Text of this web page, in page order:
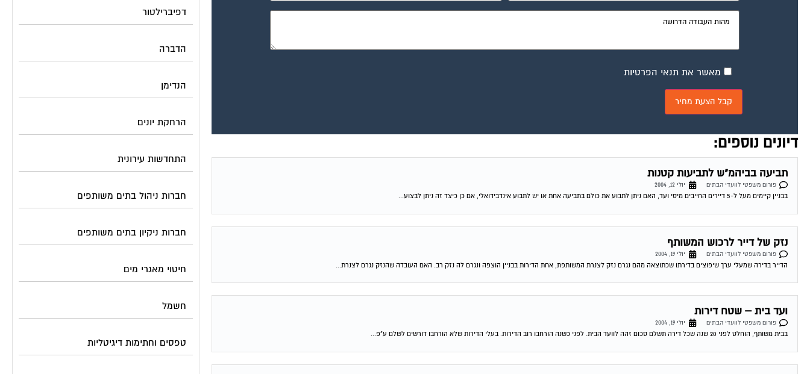
מאשר את תנאי הפרטיות
דיונים נוספים:
תביעה בביהמ"ש לתביעות קטנות
פורום משפטי לוועדי הבתים
יולי 12, 2004
בבניין קיימים מעל ל-5 דיירים החייבים מיסי ועד, האם ניתן לתבוע את כולם בתביעה אחת או יש לתבוע אינדבידואלי, אם כן כיצד זה ניתן לבצוע...
נזק של דייר לרכוש המשותף
פורום משפטי לוועדי הבתים
יולי 19, 2004
הדייר בדירה שמעלי ערך שיפוצים בדירתו שכתוצאה מהם נגרם נזק לצנרת המשותפת, אחת הדירות בבניין הוצפה ונגרם לה נזק רב. האם העובדה שהנזק נגרם לצנרת...
ועד בית – שטח דירות
פורום משפטי לוועדי הבתים
יולי 19, 2004
בבית משותף, הוחלט לפני 20 שנה שכל דירה תשלם סכום זהה לוועד הבית. לפני כשנה הורחבו רוב הדירות. בעלי הדירות שלא הורחבו דורשים לשלם ע"פ...
דפיברילטור
הדברה
הנדימן
הרחקת יונים
התחדשות עירונית
חברות ניהול בתים משותפים
חברות ניקיון בתים משותפים
חיטוי מאגרי מים
חשמל
טפסים וחתימות דיגיטליות